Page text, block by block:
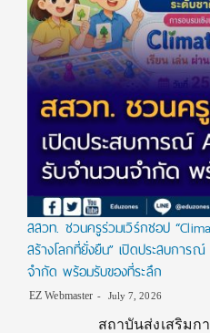
สสวท. ชวนครูร่วมเวิร์กชอป
สร้างโลกที่ยั่งยืน” เปิดประสบการ
จำกัด พร้อมรับของที่ระลึก
EZ Webmaster July 7, 2026
สถาบันส่งเสริมการส